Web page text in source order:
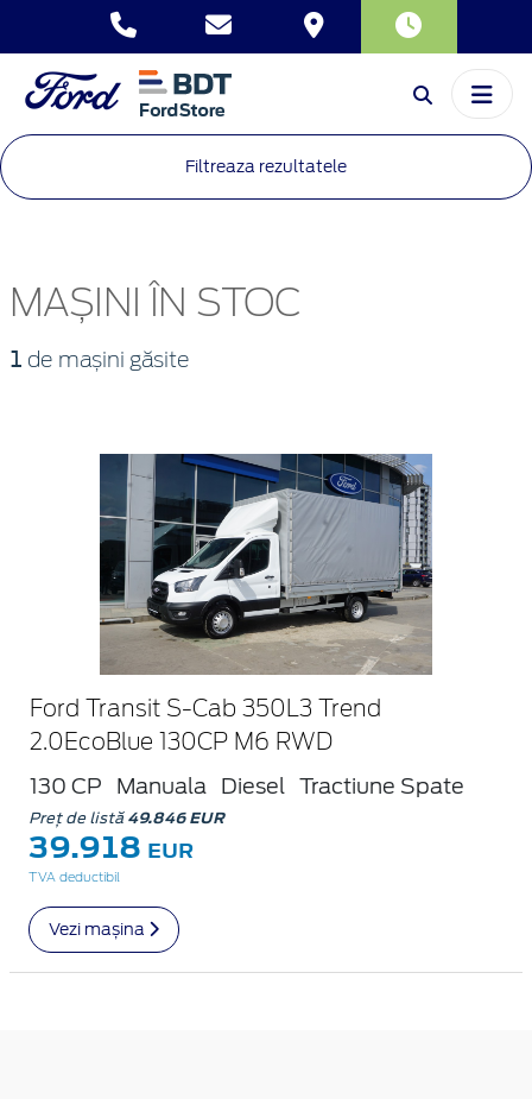
Filtreaza rezultatele
MAȘINI ÎN STOC
1 de mașini găsite
Ford Transit S-Cab 350L3 Trend
2.0EcoBlue 130CP M6 RWD
130 CP Manuala Diesel Tractiune Spate
Preț de listă49.846 EUR
39.918 EUR
TVA deductibil
Vezi mașina